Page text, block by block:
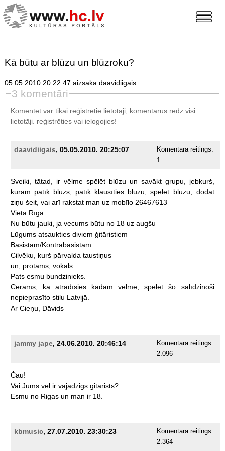
Kā būtu ar blūzu un blūzroku?
05.05.2010 20:22:47 aizsāka daavidiigais
3 komentāri
Komentēt var tikai reģistrētie lietotāji, komentārus redz visi
lietotāji. reģistrētiesvai ielogojies!
daavidiigais, 05.05.2010. 20:25:07
Komentāra reitings:
1
Sveiki, tātad, ir vēlme spēlēt blūzu un savākt grupu,
jebkurš,
kuram patīk blūzs, patīk klausīties blūzu, spēlēt blūzu,
dodat
ziņu šeit, vai arī rakstat man uz mobīlo 26467613
Vieta:Rīga
Nu būtu jauki, ja vecums būtu no 18 uz augšu
Lūgums atsaukties diviem ģitāristiem
Basistam/Kontrabasistam
Cilvēku,
kurš pārvalda taustiņus
un,
protams, vokāls
Pats esmu bundzinieks.
Cerams,
ka atradīsies kādam vēlme, spēlēt šo
salīdzinoši
nepieprasīto stilu Latvijā.
Ar Cieņu, Dāvids
jammy jape, 24.06.2010. 20:46:14
Komentāra reitings:
2.096
Čau!
Vai Jums vel ir vajadzigs gitarists?
Esmu no Rigas un man ir 18.
kbmusic, 27.07.2010. 23:30:23
Komentāra reitings:
2.364